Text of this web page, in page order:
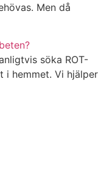
Men då
söka ROT-
i hemmet. Vi hjälper